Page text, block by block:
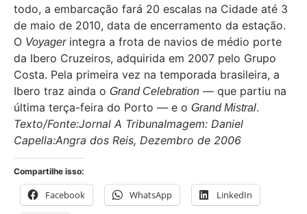
todo, a embarcação fará 20 escalas na Cidade até 3
de maio de 2010, data de encerramento da estação.
O Voyagerintegra a frota de navios de médio porte
da Ibero Cruzeiros, adquirida em 2007 pelo Grupo
Costa. Pela primeira vez na temporada brasileira, a
Ibero traz ainda o Grand Celebration — que partiu na
última terça-feira do Porto — e o Grand Mistral.
Texto/Fonte:Jornal A TribunaImagem: Daniel
Capella:Angra dos Reis, Dezembro de 2006
Compartilhe isso:
Facebook WhatsApp LinkedIn